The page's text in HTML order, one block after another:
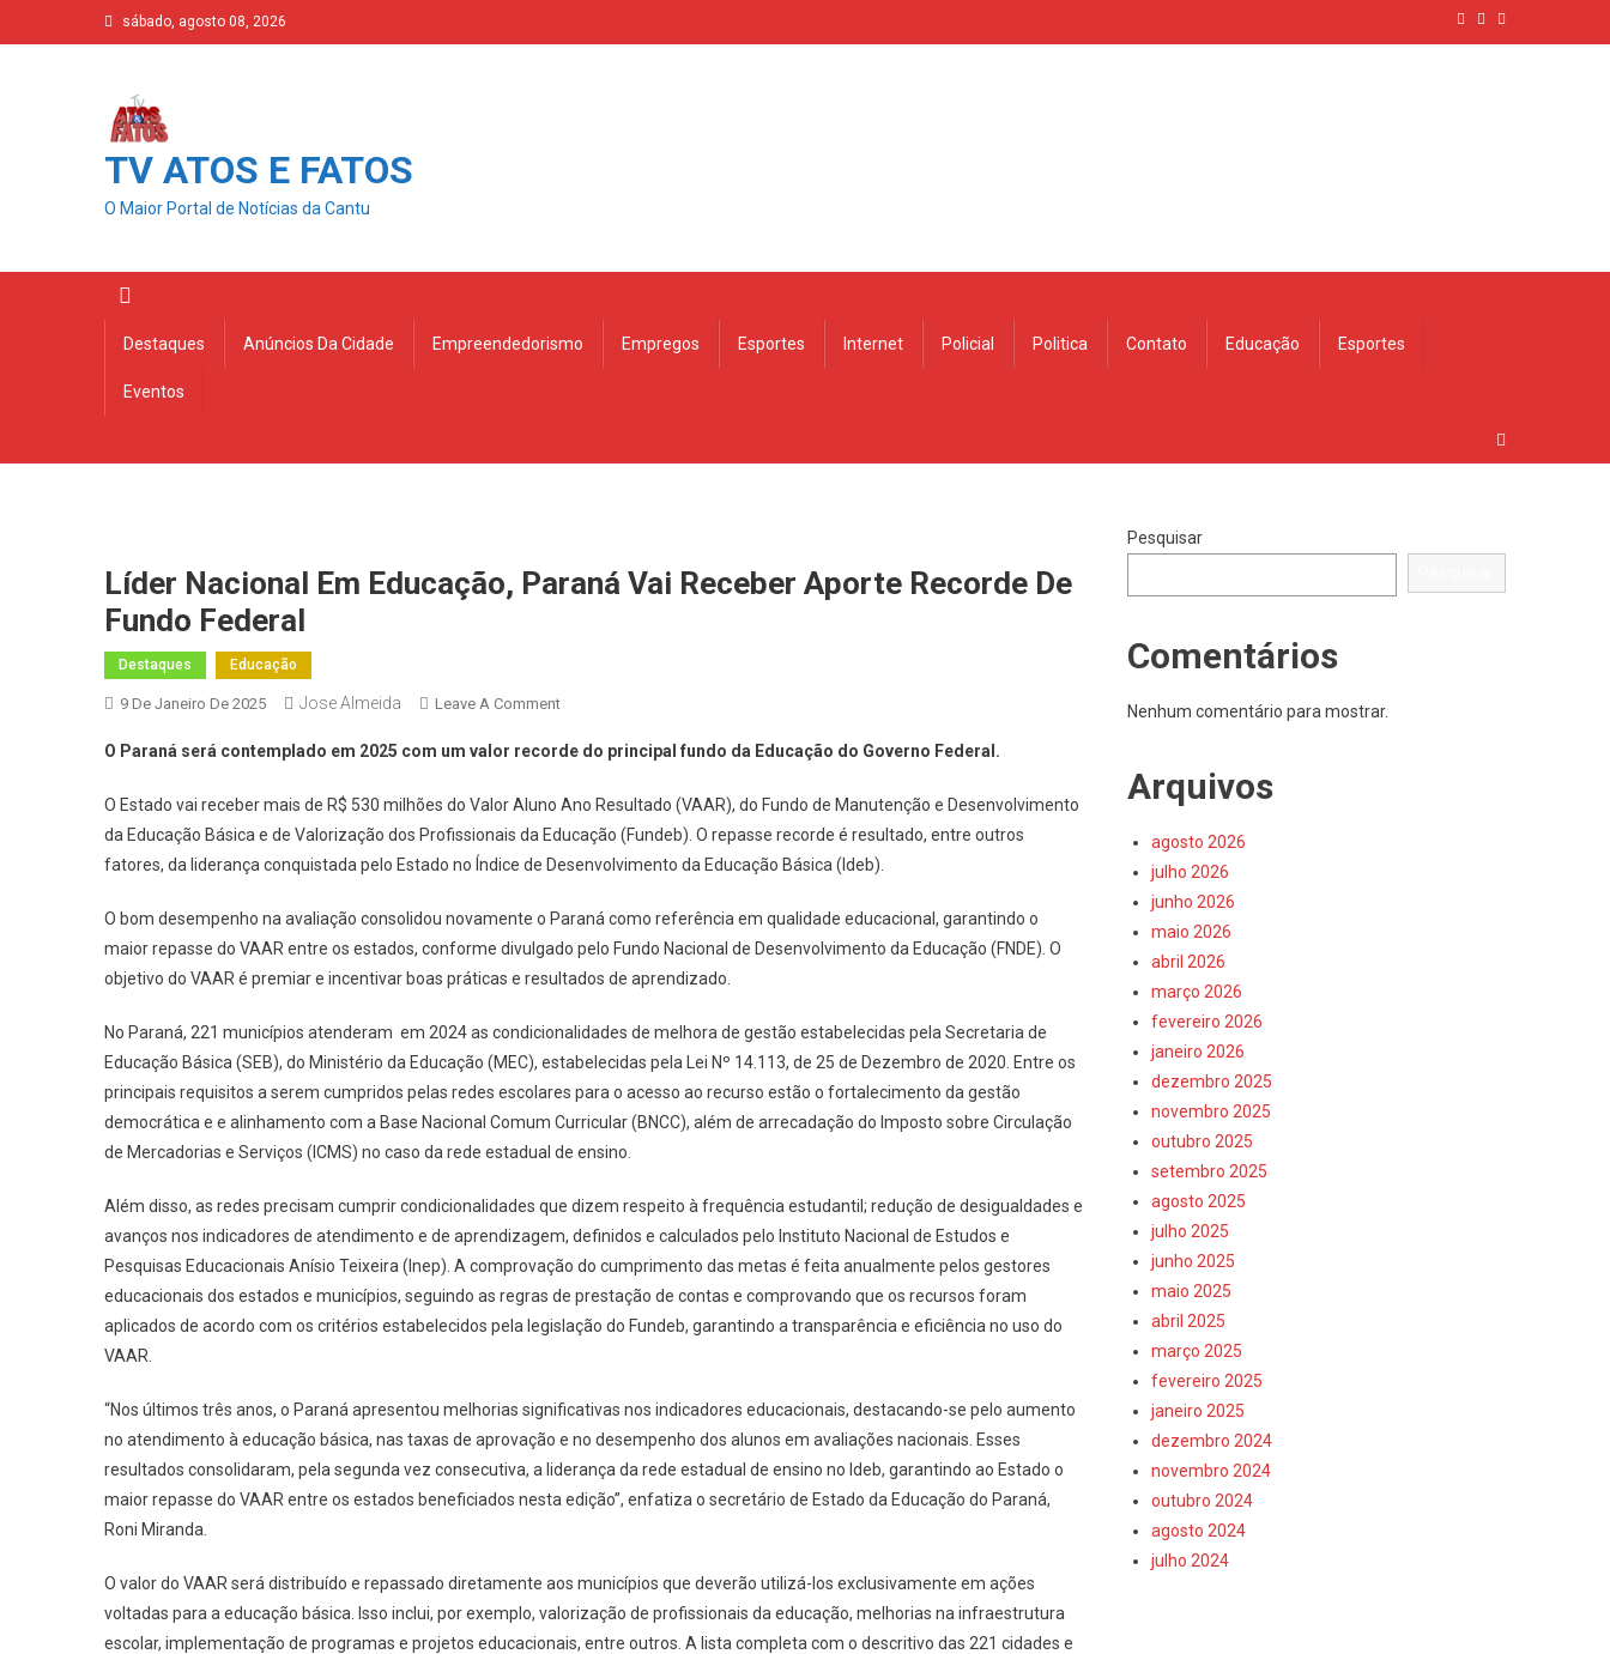
to
sábado, agosto 08, 2026
TV ATOS E FATOS
O Maior Portal de Notícias da Cantu
Destaques Anúncios Da Cidade Empreendedorismo Empregos Esportes Internet Policial Politica Contato Educação Esportes
Eventos
Líder Nacional Em Educação, Paraná Vai Receber Aporte Recorde De
Fundo Federal
Destaques Educação
9 De Janeiro De 2025 Jose Almeida Leave A CommentOn
Nacional
Educação,
Paraná
Vai
Aporte
Recorde
De
Federal
O Paraná será contemplado em 2025 com um valor recorde do principal fundo da Educação do Governo Federal.
O Estado vai receber mais de R$ 530 milhões do Valor Aluno Ano Resultado (VAAR), do Fundo de Manutenção e Desenvolvimento
da Educação Básica e de Valorização dos Profissionais da Educação (Fundeb). O repasse recorde é resultado, entre outros
fatores, da liderança conquistada pelo Estado no Índice de Desenvolvimento da Educação Básica (Ideb).
O bom desempenho na avaliação consolidou novamente o Paraná como referência em qualidade educacional, garantindo o
maior repasse do VAAR entre os estados, conforme divulgado pelo Fundo Nacional de Desenvolvimento da Educação (FNDE). O
objetivo do VAAR é premiar e incentivar boas práticas e resultados de aprendizado.
No Paraná, 221 municípios atenderam em 2024 as condicionalidades de melhora de gestão estabelecidas pela Secretaria de
Educação Básica (SEB), do Ministério da Educação (MEC), estabelecidas pela Lei Nº 14.113, de 25 de Dezembro de 2020. Entre os
principais requisitos a serem cumpridos pelas redes escolares para o acesso ao recurso estão o fortalecimento da gestão
democrática e e alinhamento com a Base Nacional Comum Curricular (BNCC), além de arrecadação do Imposto sobre Circulação
de Mercadorias e Serviços (ICMS) no caso da rede estadual de ensino.
Além disso, as redes precisam cumprir condicionalidades que dizem respeito à frequência estudantil; redução de desigualdades e
avanços nos indicadores de atendimento e de aprendizagem, definidos e calculados pelo Instituto Nacional de Estudos e
Pesquisas Educacionais Anísio Teixeira (Inep). A comprovação do cumprimento das metas é feita anualmente pelos gestores
educacionais dos estados e municípios, seguindo as regras de prestação de contas e comprovando que os recursos foram
aplicados de acordo com os critérios estabelecidos pela legislação do Fundeb, garantindo a transparência e eficiência no uso do
VAAR.
“Nos últimos três anos, o Paraná apresentou melhorias significativas nos indicadores educacionais, destacando-se pelo aumento
no atendimento à educação básica, nas taxas de aprovação e no desempenho dos alunos em avaliações nacionais. Esses
resultados consolidaram, pela segunda vez consecutiva, a liderança da rede estadual de ensino no Ideb, garantindo ao Estado o
maior repasse do VAAR entre os estados beneficiados nesta edição”, enfatiza o secretário de Estado da Educação do Paraná,
Roni Miranda.
O valor do VAAR será distribuído e repassado diretamente aos municípios que deverão utilizá-los exclusivamente em ações
voltadas para a educação básica. Isso inclui, por exemplo, valorização de profissionais da educação, melhorias na infraestrutura
escolar, implementação de programas e projetos educacionais, entre outros. A lista completa com o descritivo das 221 cidades e
Pesquisar
Comentários
Nenhum comentário para mostrar.
Arquivos
agosto 2026
julho 2026
junho 2026
maio 2026
abril 2026
março 2026
fevereiro 2026
janeiro 2026
dezembro 2025
novembro 2025
outubro 2025
setembro 2025
agosto 2025
julho 2025
junho 2025
maio 2025
abril 2025
março 2025
fevereiro 2025
janeiro 2025
dezembro 2024
novembro 2024
outubro 2024
agosto 2024
julho 2024